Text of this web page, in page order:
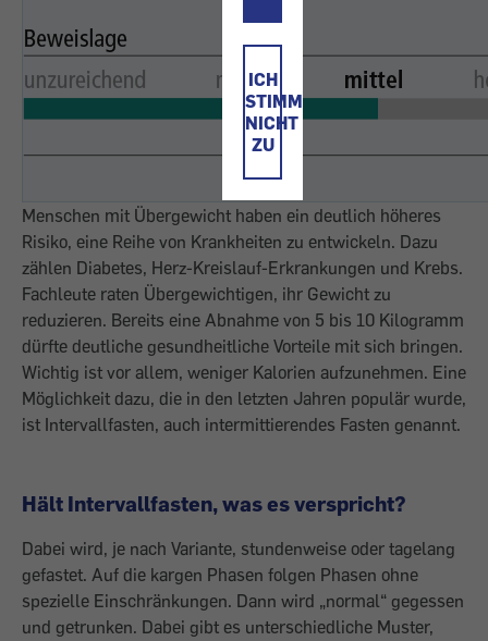
ICH
STIMME
NICHT
ZU
Menschen mit Übergewicht haben ein deutlich höheres
Risiko, eine Reihe von Krankheiten zu entwickeln. Dazu
zählen Diabetes, Herz-Kreislauf-Erkrankungen und Krebs.
Fachleute raten Übergewichtigen, ihr Gewicht zu
reduzieren. Bereits eine Abnahme von 5 bis 10 Kilogramm
dürfte deutliche gesundheitliche Vorteile mit sich bringen.
Wichtig ist vor allem, weniger Kalorien aufzunehmen. Eine
Möglichkeit dazu, die in den letzten Jahren populär wurde,
ist Intervallfasten, auch intermittierendes Fasten genannt.
Hält Intervallfasten, was es verspricht?
Dabei wird, je nach Variante, stundenweise oder tagelang
gefastet. Auf die kargen Phasen folgen Phasen ohne
spezielle Einschränkungen. Dann wird „normal“ gegessen
und getrunken. Dabei gibt es unterschiedliche Muster,